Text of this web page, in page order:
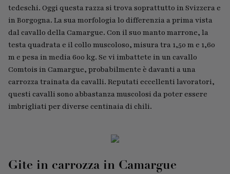
tedeschi. Oggi questa razza si trova soprattutto in Svizzera e
in Borgogna. La sua morfologia lo differenzia a prima vista
dal cavallo della Camargue. Con il suo manto marrone, la
testa quadrata e il collo muscoloso, misura tra 1,50 m e 1,60
m e pesa in media 600 kg. Se vi imbattete in un cavallo
Comtois in Camargue, probabilmente è davanti a una
carrozza trainata da cavalli. Reputati eccellenti lavoratori,
questi cavalli sono abbastanza muscolosi da poter essere
imbrigliati per diverse centinaia di chili.
Gite in carrozza in Camargue